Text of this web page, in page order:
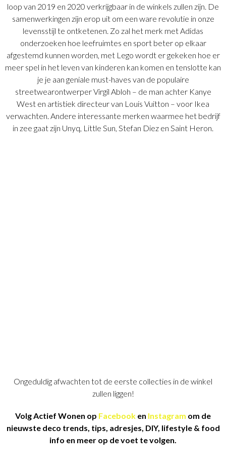
loop van 2019 en 2020 verkrijgbaar in de winkels zullen zijn. De
samenwerkingen zijn erop uit om een ware revolutie in onze
levensstijl te ontketenen. Zo zal het merk met Adidas
onderzoeken hoe leefruimtes en sport beter op elkaar
afgestemd kunnen worden, met Lego wordt er gekeken hoe er
meer spel in het leven van kinderen kan komen en tenslotte kan
je je aan geniale must-haves van de populaire
streetwearontwerper Virgil Abloh – de man achter Kanye
West en artistiek directeur van Louis Vuitton – voor Ikea
verwachten. Andere interessante merken waarmee het bedrijf
in zee gaat zijn Unyq, Little Sun, Stefan Diez en Saint Heron.
Ongeduldig afwachten tot de eerste collecties in de winkel
zullen liggen!
Volg Actief Wonen op Facebook en Instagram om de
nieuwste deco trends, tips, adresjes, DIY, lifestyle & food
info en meer op de voet te volgen.